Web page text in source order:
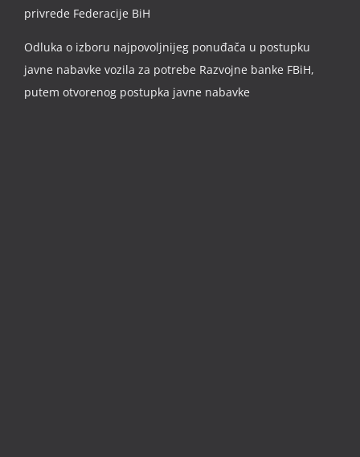
privrede Federacije BiH
Odluka o izboru najpovoljnijeg ponuđača u postupku
javne nabavke vozila za potrebe Razvojne banke FBiH,
putem otvorenog postupka javne nabavke